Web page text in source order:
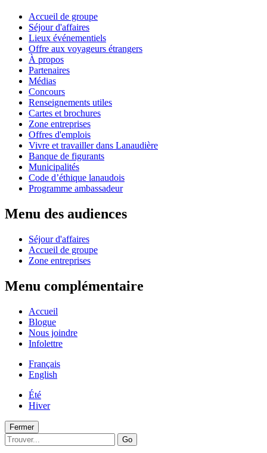
Accueil de groupe
Séjour d'affaires
Lieux événementiels
Offre aux voyageurs étrangers
À propos
Partenaires
Médias
Concours
Renseignements utiles
Cartes et brochures
Zone entreprises
Offres d'emplois
Vivre et travailler dans Lanaudière
Banque de figurants
Municipalités
Code d’éthique lanaudois
Programme ambassadeur
Menu des audiences
Séjour d'affaires
Accueil de groupe
Zone entreprises
Menu complémentaire
Accueil
Blogue
Nous joindre
Infolettre
Français
English
Été
Hiver
Fermer
Go